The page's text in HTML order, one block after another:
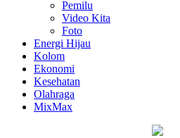
Pemilu
Video Kita
Foto
Energi Hijau
Kolom
Ekonomi
Kesehatan
Olahraga
MixMax